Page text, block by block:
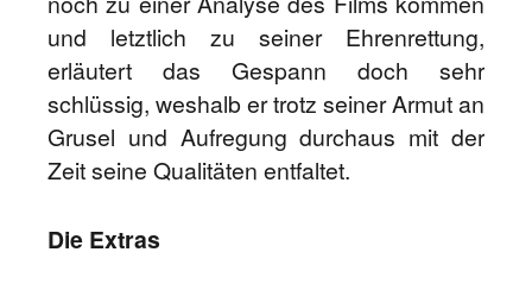
und letztlich zu seiner Ehrenrettung,
erläutert das Gespann doch sehr
schlüssig, weshalb er trotz seiner Armut an
Grusel und Aufregung durchaus mit der
Zeit seine Qualitäten entfaltet.
Die Extras